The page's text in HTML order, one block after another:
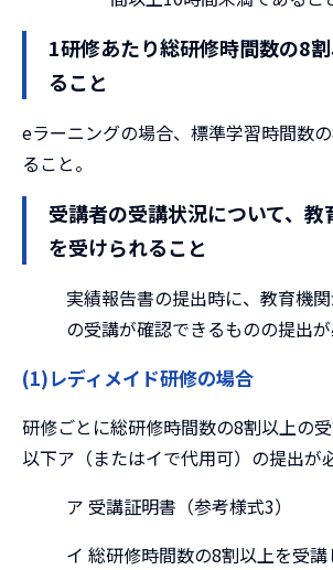
1研修あたり総研修時間数の8
ること
eラーニングの場合、標準学習時間数
ること。
受講者の受講状況について、教
を受けられること
実績報告書の提出時に、教育機
の受講が確認できるものの提出が
(1)レディメイド研修の場合
研修ごとに総研修時間数の8割以上の
以下ア（またはイで代用可）の提出が
ア 受講証明書（参考様式3）
イ 総研修時間数の8割以上を受